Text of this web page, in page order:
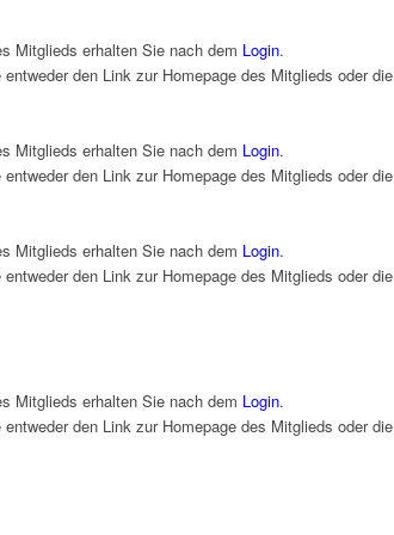
Mitglieds erhalten Sie nach dem Login.
entweder den Link zur Homepage des Mitglieds oder die
Mitglieds erhalten Sie nach dem Login.
entweder den Link zur Homepage des Mitglieds oder die
Mitglieds erhalten Sie nach dem Login.
entweder den Link zur Homepage des Mitglieds oder die
Mitglieds erhalten Sie nach dem Login.
entweder den Link zur Homepage des Mitglieds oder die